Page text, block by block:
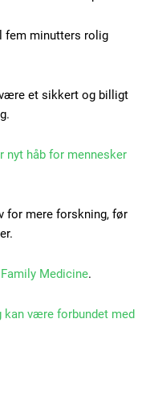
fem minutters rolig
et sikkert og billigt
nyt håb for mennesker
for mere forskning, før
Medicine.
kan være forbundet med